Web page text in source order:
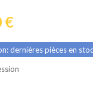
€
dernières pièces en